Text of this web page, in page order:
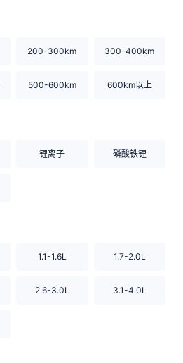
200-300km 300-400km
500-600km 600km以上
锂离子 磷酸铁锂
1.1-1.6L 1.7-2.0L
2.6-3.0L 3.1-4.0L